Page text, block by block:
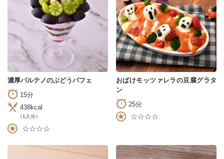
濃厚パルテノのぶどうパフェ
15分
438kcal
（1人分）
☆☆☆☆
おばけモッツァレラの豆腐グラタ
ン
25分
☆☆☆☆